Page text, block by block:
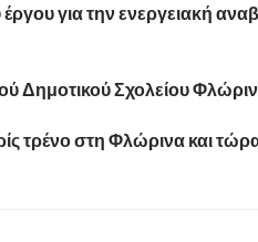
για την ενεργειακή
Δημοτικού Σχολείου
τρένο στη Φλώρινα και